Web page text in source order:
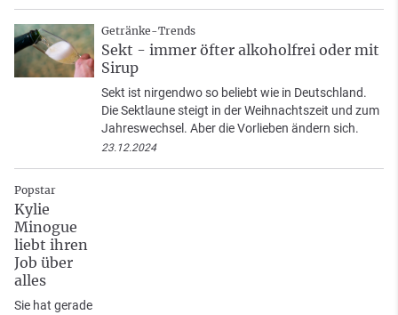
Getränke-Trends
Sekt - immer öfter alkoholfrei oder mit
Sirup
Sekt ist nirgendwo so beliebt wie in Deutschland.
Die Sektlaune steigt in der Weihnachtszeit und zum
Jahreswechsel. Aber die Vorlieben ändern sich.
23.12.2024
Popstar
Kylie
Minogue
liebt ihren
Job über
alles
Sie hat gerade